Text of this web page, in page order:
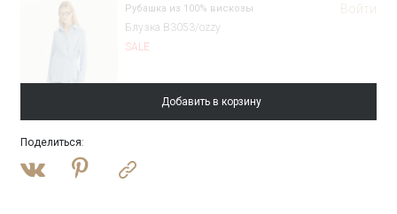
Рубашка из 100% вискозы
Блузка B3053/ozzy
SALE
Войти
Однобортный жакет в полоску
Добавить в корзину
Поделиться: